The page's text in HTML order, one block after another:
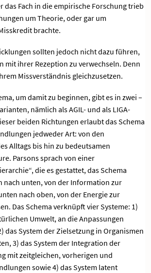
das Fach in die empirische Forschung trieb
um Theorie, oder gar um
brachte.
sollten jedoch nicht dazu führen,
mit ihrer Rezeption zu verwechseln. Denn
Missverständnis gleichzusetzen.
um damit zu beginnen, gibt es in zwei –
nämlich als AGIL- und als LIGA-
beiden Richtungen erlaubt das Schema
jedweder Art: von den
Alltags bis hin zu bedeutsamen
Parsons sprach von einer
die es gestattet, das Schema
nach unten, von der Information zur
nach oben, von der Energie zur
Das Schema verknüpft vier Systeme: 1)
Umwelt, an die Anpassungen
das System der Zielsetzung in Organismen
3) das System der Integration der
mit zeitgleichen, vorherigen und
sowie 4) das System latent